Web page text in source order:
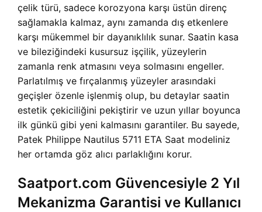
çelik türü, sadece korozyona karşı üstün direnç
sağlamakla kalmaz, aynı zamanda dış etkenlere
karşı mükemmel bir dayanıklılık sunar. Saatin kasa
ve bileziğindeki kusursuz işçilik, yüzeylerin
zamanla renk atmasını veya solmasını engeller.
Parlatılmış ve fırçalanmış yüzeyler arasındaki
geçişler özenle işlenmiş olup, bu detaylar saatin
estetik çekiciliğini pekiştirir ve uzun yıllar boyunca
ilk günkü gibi yeni kalmasını garantiler. Bu sayede,
Patek Philippe Nautilus 5711 ETA Saat modeliniz
her ortamda göz alıcı parlaklığını korur.
Saatport.com Güvencesiyle 2 Yıl
Mekanizma Garantisi ve Kullanıcı